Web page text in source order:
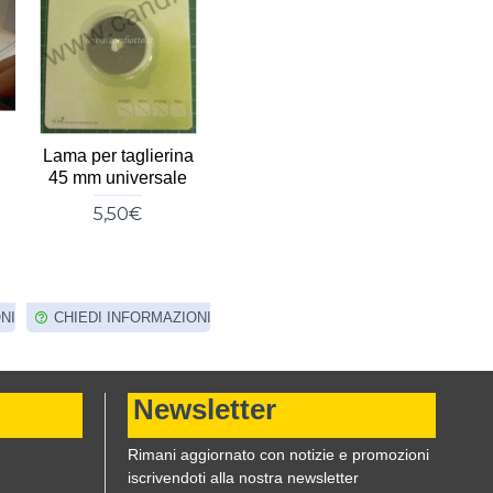
Lama per taglierina
45 mm universale
5,50€
CHIEDI INFORMAZIONI
Newsletter
Rimani aggiornato con notizie e promozioni
iscrivendoti alla nostra newsletter